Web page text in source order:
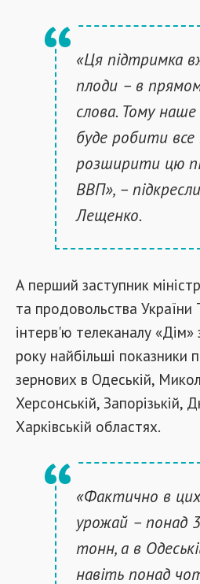
«Ця підтримка
плоди – в
слова. Тому
буде робити
розширити цю
ВВП», –
Лещенко.
А перший заступник
та продовольства України
інтерв'ю телеканалу
року найбільші показники
зернових в Одеській,
Херсонській, Запорізькій,
Харківській областях.
«Фактично в цих
урожай – понад
тонн, а в
навіть понад